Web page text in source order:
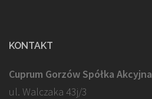
KONTAKT
Cuprum Gorzów Spółka Akcyjna
ul. Walczaka 43j/3